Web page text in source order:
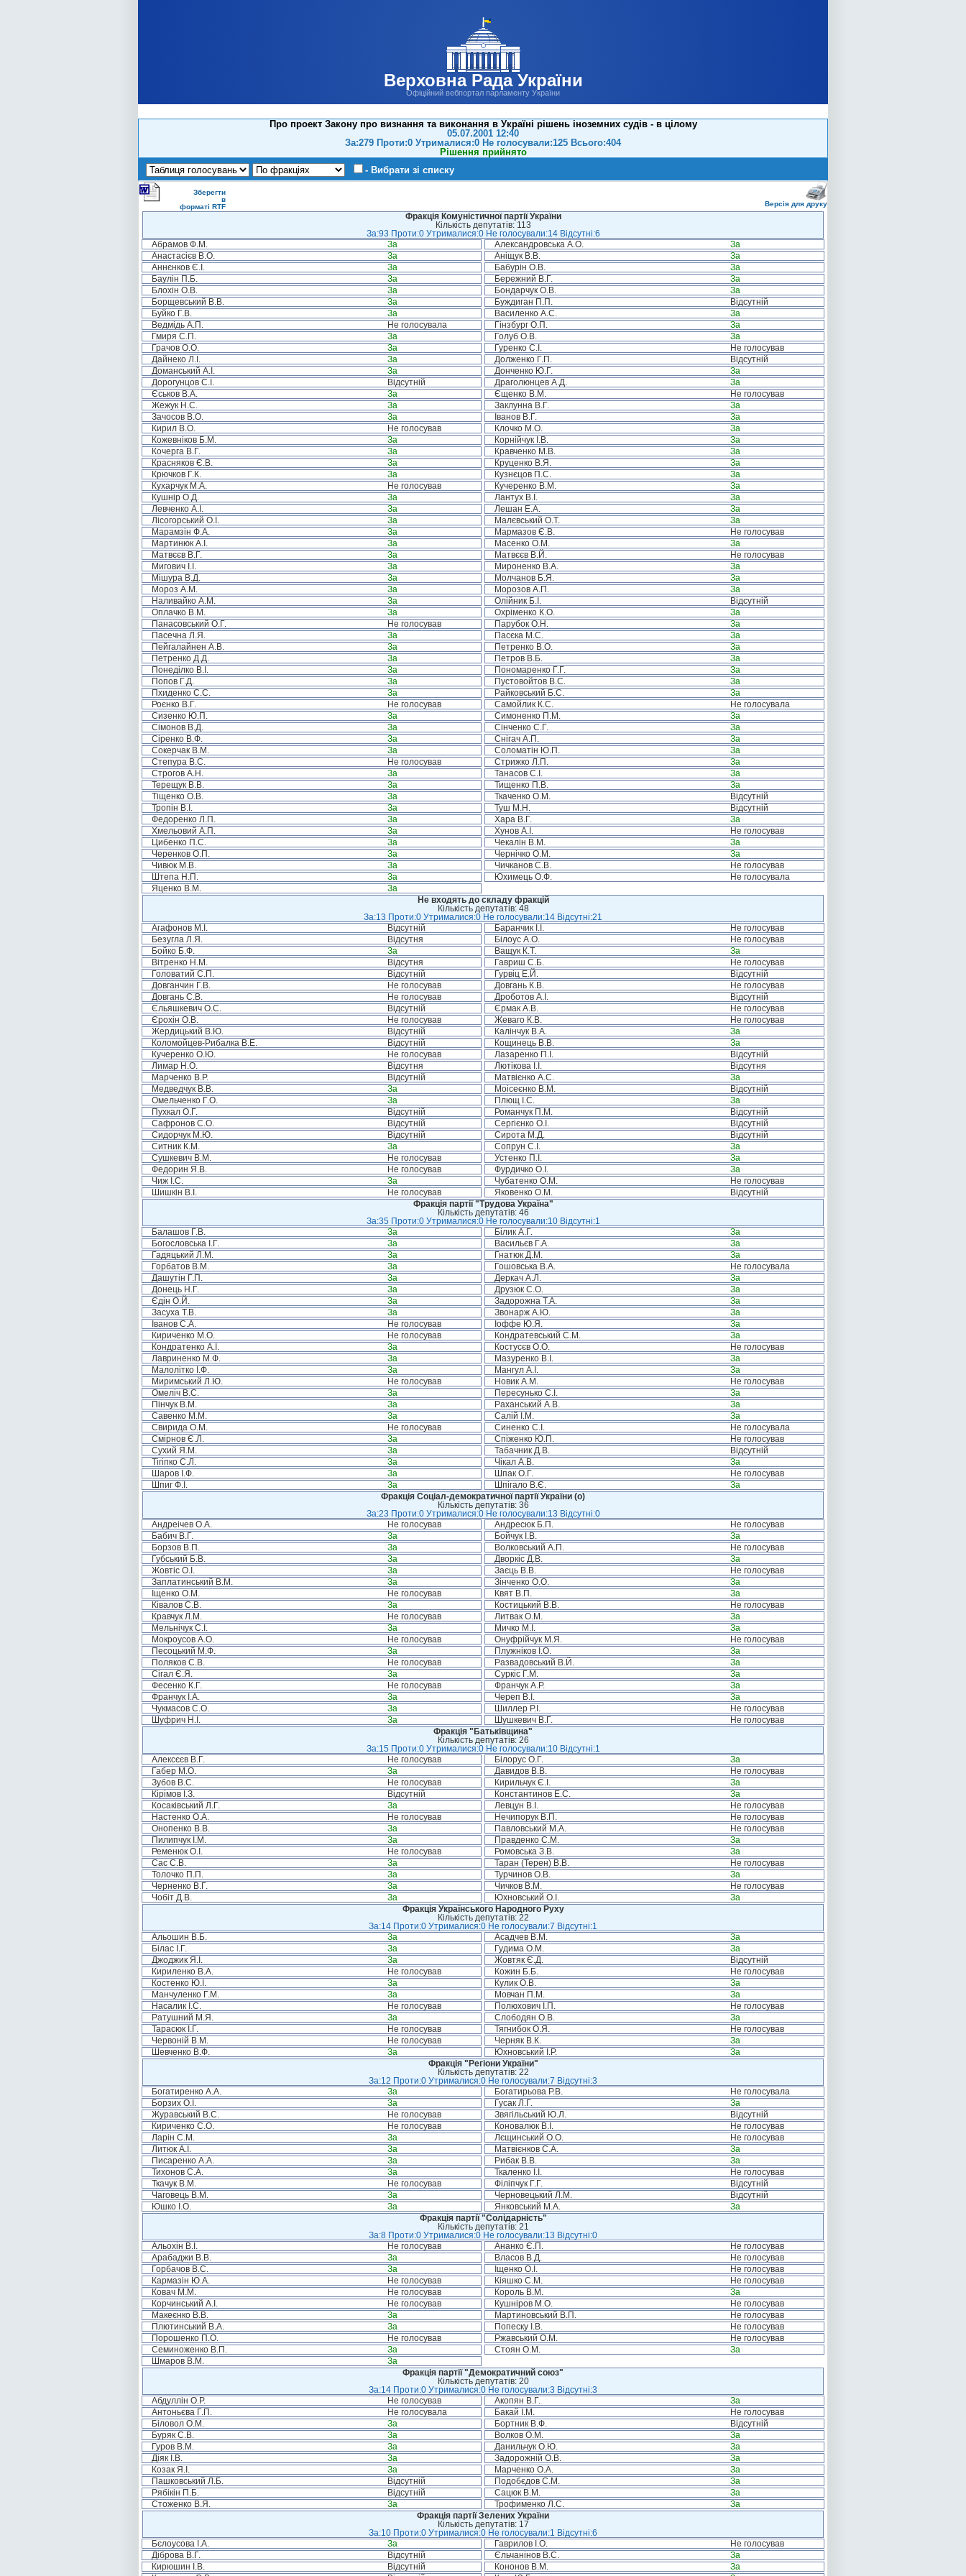
Верховна Рада України
Офіційний вебпортал парламенту України
Про проект Закону про визнання та виконання в Україні рішень іноземних судів - в цілому
05.07.2001 12:40
За:279 Проти:0 Утрималися:0 Не голосували:125 Всього:404
Рішення прийнято
- Вибрати зі списку
Зберегти
в
форматі RTF
Версія для друку
Фракція Комуністичної партії України
Кількість депутатів: 113
За:93 Проти:0 Утрималися:0 Не голосували:14 Відсутні:6
Абрамов Ф.М.
За Александровська А.О.
За
Анастасієв В.О.
За Аніщук В.В.
За
Аннєнков Є.І.
За Бабурін О.В.
За
Баулін П.Б.
За Бережний В.Г.
За
Блохін О.В.
За Бондарчук О.В.
За
Борщевський В.В.
За Буждиган П.П.
Відсутній
Буйко Г.В.
За Василенко А.С.
За
Ведмідь А.П.
Не голосувала Гінзбург О.П.
За
Гмиря С.П.
За Голуб О.В.
За
Грачов О.О.
За Гуренко С.І.
Не голосував
Дайнеко Л.І.
За Долженко Г.П.
Відсутній
Доманський А.І.
За Донченко Ю.Г.
За
Дорогунцов С.І.
Відсутній Драголюнцев А.Д.
За
Єськов В.А.
За Єщенко В.М.
Не голосував
Жежук Н.С.
За Заклунна В.Г.
За
Зачосов В.О.
За Іванов В.Г.
За
Кирил В.О.
Не голосував Клочко М.О.
За
Кожевніков Б.М.
За Корнійчук І.В.
За
Кочерга В.Г.
За Кравченко М.В.
За
Красняков Є.В.
За Круценко В.Я.
За
Крючков Г.К.
За Кузнєцов П.С.
За
Кухарчук М.А.
Не голосував Кучеренко В.М.
За
Кушнір О.Д.
За Лантух В.І.
За
Левченко А.І.
За Лешан Е.А.
За
Лісогорський О.І.
За Малєвський О.Т.
За
Марамзін Ф.А.
За Мармазов Є.В.
Не голосував
Мартинюк А.І.
За Масенко О.М.
За
Матвєєв В.Г.
За Матвєєв В.Й.
Не голосував
Мигович І.І.
За Мироненко В.А.
За
Мішура В.Д.
За Молчанов Б.Я.
За
Мороз А.М.
За Морозов А.П.
За
Наливайко А.М.
За Олійник Б.І.
Відсутній
Оплачко В.М.
За Охріменко К.О.
За
Панасовський О.Г.
Не голосував Парубок О.Н.
За
Пасечна Л.Я.
За Пасєка М.С.
За
Пейгалайнен А.В.
За Петренко В.О.
За
Петренко Д.Д.
За Петров В.Б.
За
Понеділко В.І.
За Пономаренко Г.Г.
За
Попов Г.Д.
За Пустовойтов В.С.
За
Пхиденко С.С.
За Райковський Б.С.
За
Роєнко В.Г.
Не голосував Самойлик К.С.
Не голосувала
Сизенко Ю.П.
За Симоненко П.М.
За
Сімонов В.Д.
За Сінченко С.Г.
За
Сіренко В.Ф.
За Снігач А.П.
За
Сокерчак В.М.
За Соломатін Ю.П.
За
Степура В.С.
Не голосував Стрижко Л.П.
За
Строгов А.Н.
За Танасов С.І.
За
Терещук В.В.
За Тищенко П.В.
За
Тіщенко О.В.
За Ткаченко О.М.
Відсутній
Тропін В.І.
За Туш М.Н.
Відсутній
Федоренко Л.П.
За Хара В.Г.
За
Хмельовий А.П.
За Хунов А.І.
Не голосував
Цибенко П.С.
За Чекалін В.М.
За
Черенков О.П.
За Чернічко О.М.
За
Чивюк М.В.
За Чичканов С.В.
Не голосував
Штепа Н.П.
За Юхимець О.Ф.
Не голосувала
Яценко В.М.
За
Не входять до складу фракцій
Кількість депутатів: 48
За:13 Проти:0 Утрималися:0 Не голосували:14 Відсутні:21
Агафонов М.І.
Відсутній Баранчик І.І.
Не голосував
Безугла Л.Я.
Відсутня Білоус А.О.
Не голосував
Бойко Б.Ф.
За Ващук К.Т.
За
Вітренко Н.М.
Відсутня Гавриш С.Б.
Не голосував
Головатий С.П.
Відсутній Гурвіц Е.Й.
Відсутній
Довганчин Г.В.
Не голосував Довгань К.В.
Не голосував
Довгань С.В.
Не голосував Дроботов А.І.
Відсутній
Єльяшкевич О.С.
Відсутній Єрмак А.В.
Не голосував
Єрохін О.В.
Не голосував Жеваго К.В.
Не голосував
Жердицький В.Ю.
Відсутній Калінчук В.А.
За
Коломойцев-Рибалка В.Е.
Відсутній Кощинець В.В.
За
Кучеренко О.Ю.
Не голосував Лазаренко П.І.
Відсутній
Лимар Н.О.
Відсутня Лютікова І.І.
Відсутня
Марченко В.Р.
Відсутній Матвієнко А.С.
За
Медведчук В.В.
За Моісеєнко В.М.
Відсутній
Омельченко Г.О.
За Плющ І.С.
За
Пухкал О.Г.
Відсутній Романчук П.М.
Відсутній
Сафронов С.О.
Відсутній Сергієнко О.І.
Відсутній
Сидорчук М.Ю.
Відсутній Сирота М.Д.
Відсутній
Ситник К.М.
За Сопрун С.І.
За
Сушкевич В.М.
Не голосував Устенко П.І.
За
Федорин Я.В.
Не голосував Фурдичко О.І.
За
Чиж І.С.
За Чубатенко О.М.
Не голосував
Шишкін В.І.
Не голосував Яковенко О.М.
Відсутній
Фракція партії "Трудова Україна"
Кількість депутатів: 46
За:35 Проти:0 Утрималися:0 Не голосували:10 Відсутні:1
Балашов Г.В.
За Білик А.Г.
За
Богословська І.Г.
За Васильєв Г.А.
За
Гадяцький Л.М.
За Гнатюк Д.М.
За
Горбатов В.М.
За Гошовська В.А.
Не голосувала
Дашутін Г.П.
За Деркач А.Л.
За
Донець Н.Г.
За Друзюк С.О.
За
Єдін О.Й.
За Задорожна Т.А.
За
Засуха Т.В.
За Звонарж А.Ю.
За
Іванов С.А.
Не голосував Іоффе Ю.Я.
За
Кириченко М.О.
Не голосував Кондратевський С.М.
За
Кондратенко А.І.
За Костусєв О.О.
Не голосував
Лавриненко М.Ф.
За Мазуренко В.І.
За
Малолітко І.Ф.
За Мангул А.І.
За
Миримський Л.Ю.
Не голосував Новик А.М.
Не голосував
Омеліч В.С.
За Пересунько С.І.
За
Пінчук В.М.
За Раханський А.В.
За
Савенко М.М.
За Салій І.М.
За
Свирида О.М.
Не голосував Синенко С.І.
Не голосувала
Смірнов Є.Л.
За Спіженко Ю.П.
Не голосував
Сухий Я.М.
За Табачник Д.В.
Відсутній
Тігіпко С.Л.
За Чікал А.В.
За
Шаров І.Ф.
За Шпак О.Г.
Не голосував
Шпиг Ф.І.
За Шпігало В.Є.
За
Фракція Соціал-демократичної партії України (о)
Кількість депутатів: 36
За:23 Проти:0 Утрималися:0 Не голосували:13 Відсутні:0
Андреічев О.А.
Не голосував Андресюк Б.П.
Не голосував
Бабич В.Г.
За Бойчук І.В.
За
Борзов В.П.
За Волковський А.П.
Не голосував
Губський Б.В.
За Дворкіс Д.В.
За
Жовтіс О.І.
За Заєць В.В.
Не голосував
Заплатинський В.М.
За Зінченко О.О.
За
Іщенко О.М.
Не голосував Квят В.П.
За
Ківалов С.В.
За Костицький В.В.
Не голосував
Кравчук Л.М.
Не голосував Литвак О.М.
За
Мельнічук С.І.
За Мичко М.І.
За
Мокроусов А.О.
Не голосував Онуфрійчук М.Я.
Не голосував
Песоцький М.Ф.
За Плужніков І.О.
За
Поляков С.В.
Не голосував Развадовський В.Й.
За
Сігал Є.Я.
За Суркіс Г.М.
За
Фесенко К.Г.
Не голосував Франчук А.Р.
За
Франчук І.А.
За Череп В.І.
За
Чукмасов С.О.
За Шиллер Р.І.
Не голосував
Шуфрич Н.І.
За Шушкевич В.Г.
Не голосував
Фракція "Батьківщина"
Кількість депутатів: 26
За:15 Проти:0 Утрималися:0 Не голосували:10 Відсутні:1
Алексєєв В.Г.
Не голосував Білорус О.Г.
За
Габер М.О.
За Давидов В.В.
Не голосував
Зубов В.С.
Не голосував Кирильчук Є.І.
За
Кірімов І.З.
Відсутній Константинов Е.С.
За
Косаківський Л.Г.
За Левцун В.І.
Не голосував
Настенко О.А.
Не голосував Нечипорук В.П.
Не голосував
Онопенко В.В.
За Павловський М.А.
Не голосував
Пилипчук І.М.
За Правденко С.М.
За
Ременюк О.І.
Не голосував Ромовська З.В.
За
Сас С.В.
За Таран (Терен) В.В.
Не голосував
Толочко П.П.
За Турчинов О.В.
За
Черненко В.Г.
За Чичков В.М.
Не голосував
Чобіт Д.В.
За Юхновський О.І.
За
Фракція Українського Народного Руху
Кількість депутатів: 22
За:14 Проти:0 Утрималися:0 Не голосували:7 Відсутні:1
Альошин В.Б.
За Асадчев В.М.
За
Білас І.Г.
За Гудима О.М.
За
Джоджик Я.І.
За Жовтяк Є.Д.
Відсутній
Кириленко В.А.
Не голосував Кожин Б.Б.
Не голосував
Костенко Ю.І.
За Кулик О.В.
За
Манчуленко Г.М.
За Мовчан П.М.
За
Насалик І.С.
Не голосував Полюхович І.П.
Не голосував
Ратушний М.Я.
За Слободян О.В.
За
Тарасюк І.Г.
Не голосував Тягнибок О.Я.
Не голосував
Червоній В.М.
Не голосував Черняк В.К.
За
Шевченко В.Ф.
За Юхновський І.Р.
За
Фракція "Регіони України"
Кількість депутатів: 22
За:12 Проти:0 Утрималися:0 Не голосували:7 Відсутні:3
Богатиренко А.А.
За Богатирьова Р.В.
Не голосувала
Борзих О.І.
За Гусак Л.Г.
За
Журавський В.С.
Не голосував Звягільський Ю.Л.
Відсутній
Кириченко С.О.
Не голосував Коновалюк В.І.
Не голосував
Ларін С.М.
За Лєщинський О.О.
Не голосував
Литюк А.І.
За Матвієнков С.А.
За
Писаренко А.А.
За Рибак В.В.
За
Тихонов С.А.
За Ткаленко І.І.
Не голосував
Ткачук В.М.
Не голосував Філіпчук Г.Г.
Відсутній
Чаговець В.М.
За Черновецький Л.М.
Відсутній
Юшко І.О.
За Янковський М.А.
За
Фракція партії "Солідарність"
Кількість депутатів: 21
За:8 Проти:0 Утрималися:0 Не голосували:13 Відсутні:0
Альохін В.І.
Не голосував Ананко Є.П.
Не голосував
Арабаджи В.В.
За Власов В.Д.
Не голосував
Горбачов В.С.
За Іщенко О.І.
Не голосував
Кармазін Ю.А.
Не голосував Кіяшко С.М.
Не голосував
Ковач М.М.
Не голосував Король В.М.
За
Корчинський А.І.
Не голосував Кушніров М.О.
Не голосував
Макеєнко В.В.
За Мартиновський В.П.
Не голосував
Плютинський В.А.
За Попеску І.В.
Не голосував
Порошенко П.О.
Не голосував Ржавський О.М.
Не голосував
Семиноженко В.П.
За Стоян О.М.
За
Шмаров В.М.
За
Фракція партії "Демократичний союз"
Кількість депутатів: 20
За:14 Проти:0 Утрималися:0 Не голосували:3 Відсутні:3
Абдуллін О.Р.
Не голосував Акопян В.Г.
За
Антоньєва Г.П.
Не голосувала Бакай І.М.
Не голосував
Біловол О.М.
За Бортник В.Ф.
Відсутній
Буряк С.В.
За Волков О.М.
За
Гуров В.М.
За Данильчук О.Ю.
За
Діяк І.В.
За Задорожній О.В.
За
Козак Я.І.
За Марченко О.А.
За
Пашковський Л.Б.
Відсутній Подобєдов С.М.
За
Рябікін П.Б.
Відсутній Сацюк В.М.
За
Стоженко В.Я.
За Трофименко Л.С.
За
Фракція партії Зелених України
Кількість депутатів: 17
За:10 Проти:0 Утрималися:0 Не голосували:1 Відсутні:6
Бєлоусова І.А.
За Гаврилов І.О.
Не голосував
Діброва В.Г.
Відсутній Єльчанінов В.С.
За
Кирюшин І.В.
Відсутній Кононов В.М.
За